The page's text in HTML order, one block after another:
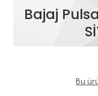
Bajaj
Bu